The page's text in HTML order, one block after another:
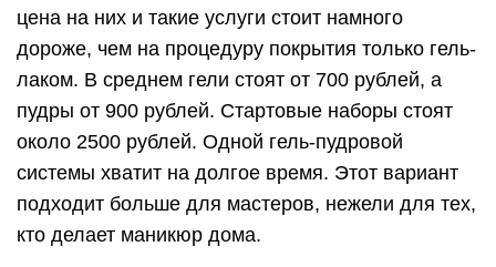
цена на них и такие услуги стоит намного
дороже, чем на процедуру покрытия только гель-
лаком. В среднем гели стоят от 700 рублей, а
пудры от 900 рублей. Стартовые наборы стоят
около 2500 рублей. Одной гель-пудровой
системы хватит на долгое время. Этот вариант
подходит больше для мастеров, нежели для тех,
кто делает маникюр дома.